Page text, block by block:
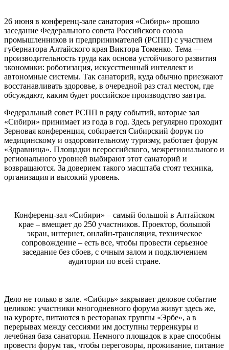
26 июня в конференц-зале санатория «Сибирь» прошло
заседание Федерального совета Российского союза
промышленников и предпринимателей (РСПП) с участием
губернатора Алтайского края Виктора Томенко. Тема —
производительность труда как основа устойчивого развития
экономики: роботизация, искусственный интеллект и
автономные системы. Так санаторий, куда обычно приезжают
восстанавливать здоровье, в очередной раз стал местом, где
обсуждают, каким будет российское производство завтра.
Федеральный совет РСПП в ряду событий, которые зал
«Сибири» принимает из года в год. Здесь регулярно проходит
Зерновая конференция, собирается Сибирский форум по
медицинскому и оздоровительному туризму, работает форум
«Здравница». Площадки всероссийского, межрегионального и
регионального уровней выбирают этот санаторий и
возвращаются. За доверием такого масштаба стоят техника,
организация и высокий уровень.
Конференц-зал «Сибири» – самый большой в Алтайском
крае – вмещает до 250 участников. Проектор, большой
экран, интернет, онлайн-трансляция, техническое
сопровождение – есть все, чтобы провести серьезное
заседание без сбоев, с очным залом и подключением
аудитории по всей стране.
Дело не только в зале. «Сибирь» закрывает деловое событие
целиком: участники многодневного форума живут здесь же,
на курорте, питаются в ресторанах группы «Эрбе», а в
перерывах между сессиями им доступны терренкуры и
лечебная база санатория. Немного площадок в крае способны
провести форум так, чтобы переговоры, проживание, питание